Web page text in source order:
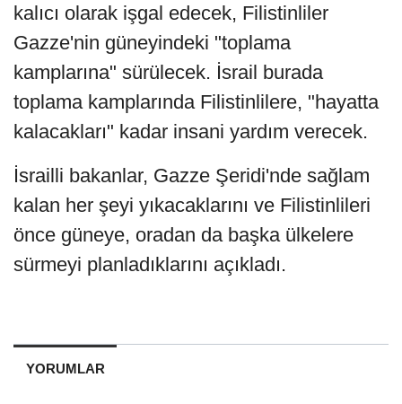
kalıcı olarak işgal edecek, Filistinliler
Gazze'nin güneyindeki "toplama
kamplarına" sürülecek. İsrail burada
toplama kamplarında Filistinlilere, "hayatta
kalacakları" kadar insani yardım verecek.
İsrailli bakanlar, Gazze Şeridi'nde sağlam
kalan her şeyi yıkacaklarını ve Filistinlileri
önce güneye, oradan da başka ülkelere
sürmeyi planladıklarını açıkladı.
YORUMLAR